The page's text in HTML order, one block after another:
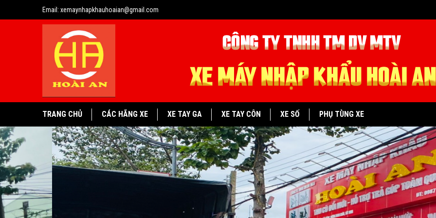
Email: xemaynhapkhauhoaian@gmail.com
TRANG CHỦ CÁC HÃNG XE XE TAY GA XE TAY CÔN XE SỐ PHỤ TÙNG XE